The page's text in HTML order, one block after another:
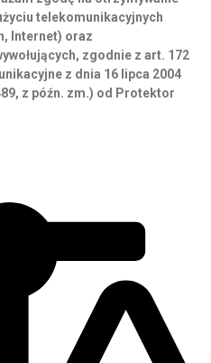
telekomunikacyjnych
Internet) oraz
zgodnie z art. 172
z dnia 16 lipca 2004
z późn. zm.) od Protektor